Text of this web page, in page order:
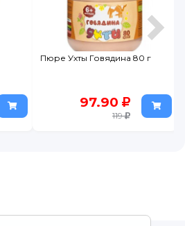
Пюре Ухты Говядина 80 г
97.90
119